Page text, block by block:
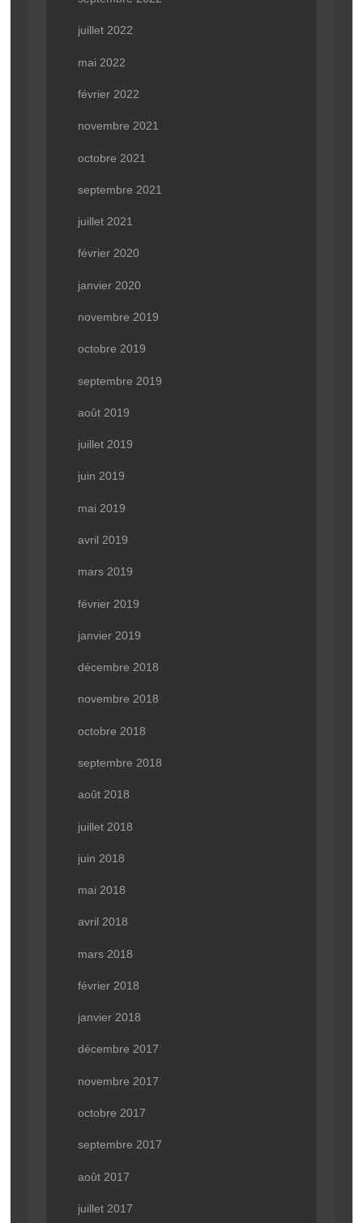
juillet 2022
mai 2022
février 2022
novembre 2021
octobre 2021
septembre 2021
juillet 2021
février 2020
janvier 2020
novembre 2019
octobre 2019
septembre 2019
août 2019
juillet 2019
juin 2019
mai 2019
avril 2019
mars 2019
février 2019
janvier 2019
décembre 2018
novembre 2018
octobre 2018
septembre 2018
août 2018
juillet 2018
juin 2018
mai 2018
avril 2018
mars 2018
février 2018
janvier 2018
décembre 2017
novembre 2017
octobre 2017
septembre 2017
août 2017
juillet 2017